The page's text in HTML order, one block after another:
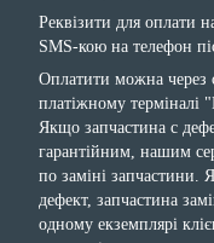
Реквізити для оплати
SMS-кою на телефон
Оплатити можна через
платіжному терміналі
Якщо запчастина с
гарантійним, нашим
по заміні запчастини.
дефект, запчастина
одному екземплярі